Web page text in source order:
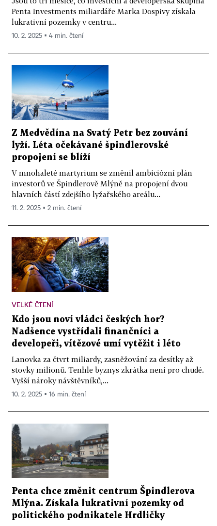
Penta Investments miliardáře Marka Dospivy získala
lukrativní pozemky v centru...
10. 2. 2025 ▪ 4 min. čtení
Z Medvědína na Svatý Petr bez zouvání
lyží. Léta očekávané špindlerovské
propojení se blíží
V mnohaleté martyrium se změnil ambiciózní plán
investorů ve Špindlerově Mlýně na propojení dvou
hlavních částí zdejšího lyžařského areálu...
11. 2. 2025 ▪ 2 min. čtení
VELKÉ ČTENÍ
Kdo jsou noví vládci českých hor?
Nadšence vystřídali finančníci a
developeři, vítězové umí vytěžit i léto
Lanovka za čtvrt miliardy, zasněžování za desítky až
stovky milionů. Tenhle byznys zkrátka není pro chudé.
Vyšší nároky návštěvníků,...
10. 2. 2025 ▪ 16 min. čtení
Penta chce změnit centrum Špindlerova
Mlýna. Získala lukrativní pozemky od
politického podnikatele Hrdličky